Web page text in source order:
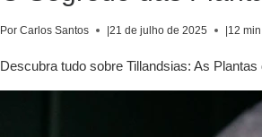
Por Carlos Santos |21 de julho de 2025 |12
Descubra tudo sobre Tillandsias: As